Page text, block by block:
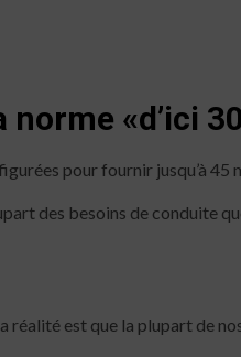
«d’ici
pour fournir jusqu’à 45
des besoins de conduite
est que la plupart de